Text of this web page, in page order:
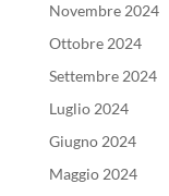
Novembre 2024
Ottobre 2024
Settembre 2024
Luglio 2024
Giugno 2024
Maggio 2024